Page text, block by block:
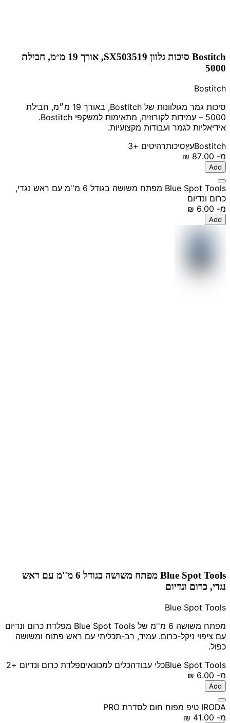
Bostitch סיכות גלוון SX503519, אורך 19 מ״מ, חבילת
5000
Bostitch
סיכות גמר מגולוונות של Bostitch, באורך 19 מ״מ, חבילת
5000 – עמידות לקורוזיה, מתאימות למשקפי Bostitch.
אידיאליות לגמר ועבודות מקצועיות.
Bostitchעץסיכותרהיטים +3
מ-
Add
Blue Spot Tools מפתח משושה בגודל 6 מ''מ עם ראש נגדי,
כרום ונדיום
מ-
Add
Blue Spot Tools מפתח משושה בגודל 6 מ''מ עם ראש
נגדי, כרום ונדיום
Blue Spot Tools
מפתח משושה 6 מ''מ של Blue Spot Tools מפלדת כרום ונדיום
עם ציפוי ניקל-כרום. עמיד, רב-תכליתי עם ראש פתוח ומשושה
כפול.
Blue Spot Toolsכלי עבודהכלים למכונאיםפלדת כרום ונדיום +2
מ-
Add
IRODA טיפ מפוח חום לסדרת PRO
מ-